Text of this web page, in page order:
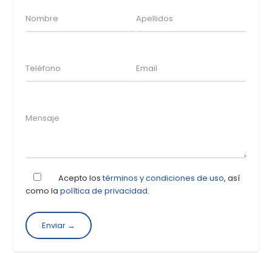
Acepto lostérminos y condiciones de uso, así
como lapolítica de privacidad.